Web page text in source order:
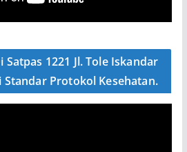
Satpas 1221 Jl. Tole Iskandar
Standar Protokol Kesehatan.